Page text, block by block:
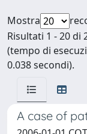
Mostra
Risultati 1 - 20 di
(tempo di
0.038 secondi).
A case of